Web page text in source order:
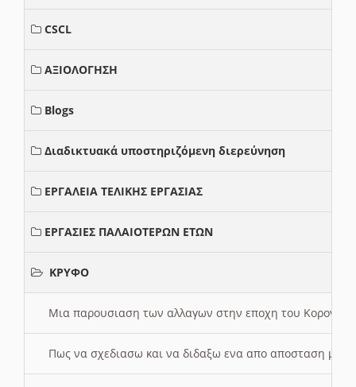
CSCL
ΑΞΙΟΛΟΓΗΣΗ
Blogs
Διαδικτυακά υποστηριζόμενη διερεύνηση
ΕΡΓΑΛΕΙΑ ΤΕΛΙΚΗΣ ΕΡΓΑΣΙΑΣ
ΕΡΓΑΣΙΕΣ ΠΑΛΑΙΟΤΕΡΩΝ ΕΤΩΝ
ΚΡΥΦΟ
Μια παρουσιαση των αλλαγων στην εποχη του
Πως να σχεδιασω και να διδαξω ενα απο αποσταση